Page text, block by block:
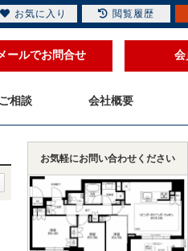
ールでお問合せ 会
相談 会社概要
お気軽にお問い合わせください
お気に入り 閲覧履歴